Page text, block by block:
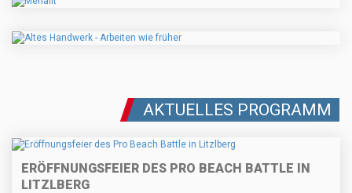
AKTUELLES PROGRAMM
ERÖFFNUNGSFEIER DES PRO BEACH BATTLE IN
LITZLBERG